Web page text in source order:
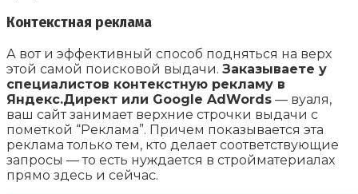
Контекстная реклама
А вот и эффективный способ подняться на верх
этой самой поисковой выдачи. Заказываете у
специалистов контекстную рекламу в
Яндекс.Директ или Google AdWords — вуаля,
ваш сайт занимает верхние строчки выдачи с
пометкой “Реклама”. Причем показывается эта
реклама только тем, кто делает соответствующие
запросы — то есть нуждается в стройматериалах
прямо здесь и сейчас.